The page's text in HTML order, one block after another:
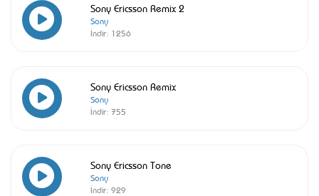
Sony Ericsson Remix 2
Sony
İndir: 1256
Sony Ericsson Remix
Sony
İndir: 755
Sony Ericsson Tone
Sony
İndir: 929